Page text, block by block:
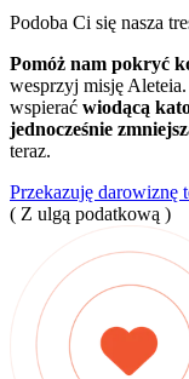
Podoba Ci się nasza
Pomóż nam pokryć
wesprzyj misję
wspierać wiodącą
jednocześnie
teraz.
Przekazuję darowiznę
( Z ulgą podatkową )